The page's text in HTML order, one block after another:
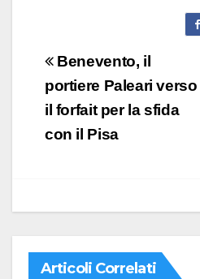
Navigazione
articoli
Benevento, il
portiere Paleari verso
il forfait per la sfida
con il Pisa
Articoli Correlati